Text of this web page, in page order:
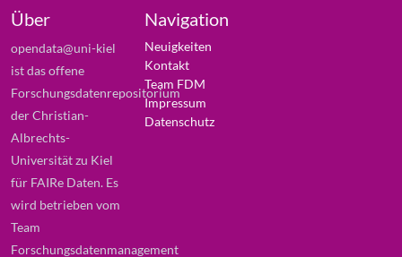
Über
opendata@uni-kiel
ist das offene
Forschungsdatenrepositorium
der Christian-
Albrechts-
Universität zu Kiel
für FAIRe Daten. Es
wird betrieben vom
Team
Forschungsdatenmanagement
Navigation
Neuigkeiten
Kontakt
Team FDM
Impressum
Datenschutz